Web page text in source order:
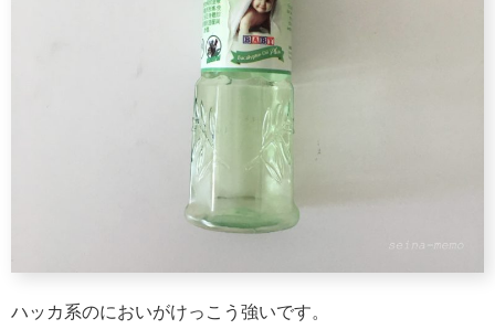
ハッカ系のにおいがけっこう強いです。